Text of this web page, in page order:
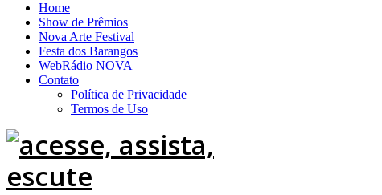
Home
Show de Prêmios
Nova Arte Festival
Festa dos Barangos
WebRádio NOVA
Contato
Política de Privacidade
Termos de Uso